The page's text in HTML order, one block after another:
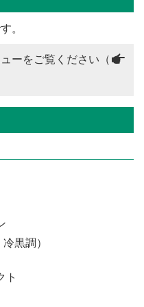
。
ーをご覧ください（ a
冷黒調）
ト